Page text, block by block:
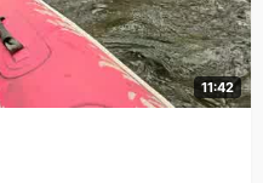
11:42